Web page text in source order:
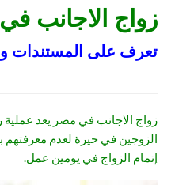
زواج الاجانب
تعرف على المستندات
زواج الاجانب في مصر يعد عملية
الزوجين في حيرة لعدم معرفتهم
إتمام الزواج في يومين عمل.